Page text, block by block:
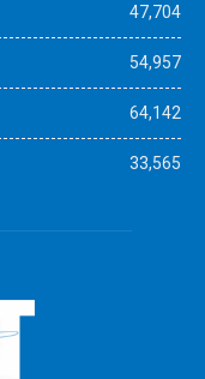
47,704
54,957
64,142
33,565